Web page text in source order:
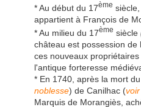
* Au début du 17ème
appartient à François de
* Au milieu du 17ème siècle
château est possession
ces nouveaux
l'antique forteresse
* En 1740, après la mort
noblesse) de Canilhac (
Marquis de Morangiès,